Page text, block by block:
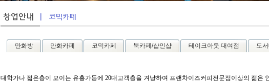
만화방 만화카페 코믹카페 북카페/샵인샵 테이크아웃 대여점 도
대학가나 젊은층이 모이는 유흥가등에 20대고객층을 겨냥하여 프랜차이즈커피전문점이상의 젊은